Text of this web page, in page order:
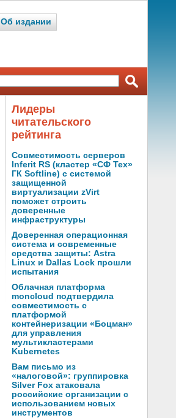
Об издании
Лидеры
читательского
рейтинга
Совместимость серверов
Inferit RS (кластер «СФ Тех»
ГК Softline) с системой
защищенной
виртуализации zVirt
поможет строить
доверенные
инфраструктуры
Доверенная операционная
система и современные
средства защиты: Astra
Linux и Dallas Lock прошли
испытания
Облачная платформа
moncloud подтвердила
совместимость с
платформой
контейнеризации «Боцман»
для управления
мультикластерами
Kubernetes
Вам письмо из
«налоговой»: группировка
Silver Fox атаковала
российские организации с
использованием новых
инструментов